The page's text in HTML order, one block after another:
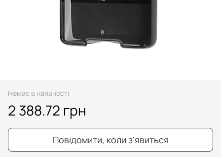
Немає в наявності
2 388.72 грн
Повідомити, коли з'явиться